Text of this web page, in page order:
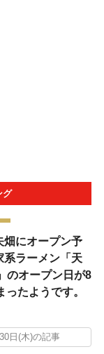
グ
畑にオープン予
系ラーメン「天
のオープン日が8
ったようです。
日(木)の記事